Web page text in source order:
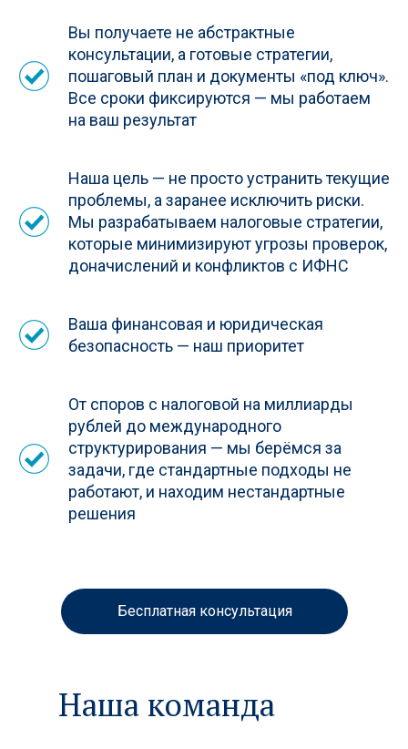
Вы получаете не абстрактные
консультации, а готовые стратегии,
пошаговый план и документы «под ключ».
Все сроки фиксируются — мы работаем
на ваш результат
Наша цель — не просто устранить текущие
проблемы, а заранее исключить риски.
Мы разрабатываем налоговые стратегии,
которые минимизируют угрозы проверок,
доначислений и конфликтов с ИФНС
Ваша финансовая и юридическая
безопасность — наш приоритет
От споров с налоговой на миллиарды
рублей до международного
структурирования — мы берёмся за
задачи, где стандартные подходы не
работают, и находим нестандартные
решения
Бесплатная консультация
Наша команда